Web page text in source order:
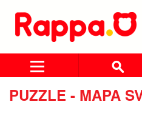
PUZZLE - MAPA